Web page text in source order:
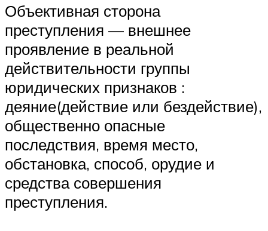
Объективная сторона
преступления — внешнее
проявление в реальной
действительности группы
юридических признаков :
деяние(действие или бездействие),
общественно опасные
последствия, время место,
обстановка, способ, орудие и
средства совершения
преступления.